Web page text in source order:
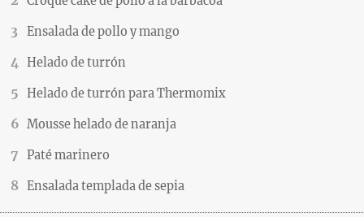
Ensalada de pollo y mango
Helado de turrón
Helado de turrón para Thermomix
Mousse helado de naranja
Paté marinero
Ensalada templada de sepia